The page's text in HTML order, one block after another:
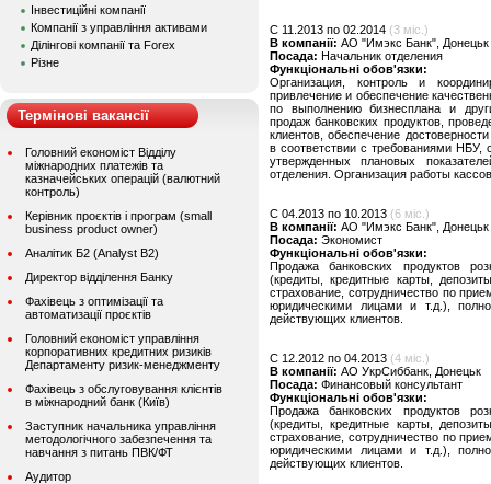
Інвестиційні компанії
Компанії з управління активами
Ділінгові компанії та Forex
Різне
Термінові вакансії
Головний економіст Відділу
міжнародних платежів та
казначейських операцій (валютний
контроль)
Керівник проєктів і програм (small
business product owner)
Аналітик Б2 (Analyst B2)
Директор відділення Банку
Фахівець з оптимізації та
автоматизації проєктів
Головний економіст управління
корпоративних кредитних ризиків
Департаменту ризик-менеджменту
Фахівець з обслуговування клієнтів
в міжнародний банк (Київ)
Заступник начальника управління
методологічного забезпечення та
навчання з питань ПВК/ФТ
Аудитор
C 11.2013 по 02.2014 (3 міс.)
В компанії: АО "Имэкс Банк", Донецьк
Посада: Начальник отделения
Функціональні обов'язки:
Организация, контроль и
привлечение и обеспечение
по выполнению бизнесплана и
продаж банковских продуктов,
клиентов, обеспечение
в соответствии с требованиями НБУ,
утвержденных плановых
отделения. Организация работы
C 04.2013 по 10.2013 (6 міс.)
В компанії: АО "Имэкс Банк", Донецьк
Посада: Экономист
Функціональні обов'язки:
Продажа банковских продуктов
(кредиты, кредитные карты,
страхование, сотрудничество по
юридическими лицами и т.д.),
действующих клиентов.
C 12.2012 по 04.2013 (4 міс.)
В компанії: АО УкрСиббанк, Донецьк
Посада: Финансовый консультант
Функціональні обов'язки:
Продажа банковских продуктов
(кредиты, кредитные карты,
страхование, сотрудничество по
юридическими лицами и т.д.),
действующих клиентов.